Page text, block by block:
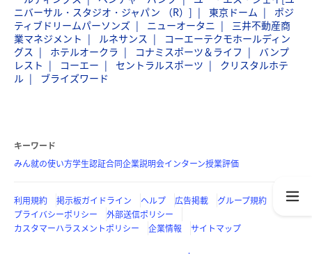
ニバーサル・スタジオ・ジャパン （R）]
東京ドーム
ポジ
ティブドリームパーソンズ
ニューオータニ
三井不動産商
業マネジメント
ルネサンス
コーエーテクモホールディン
グス
ホテルオークラ コナミスポーツ＆ライフ
バンプ
レスト
コーエー セントラルスポーツ
クリスタルホテ
ル
ブライズワード
キーワード
みん就の使い方学生認証合同企業説明会インターン授業評価
利用規約 掲示板ガイドライン ヘルプ 広告掲載
グループ規約
プライバシーポリシー
外部送信ポリシー
カスタマーハラスメントポリシー
企業情報 サイトマップ